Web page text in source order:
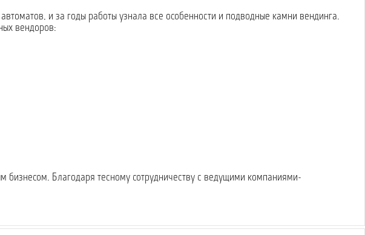
и за годы работы узнала все особенности и подводные камни вендинга.
вендоров:
бизнесом. Благодаря тесному сотрудничеству с ведущими компаниями-